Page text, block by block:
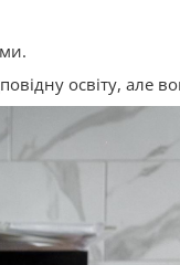
освіту, але